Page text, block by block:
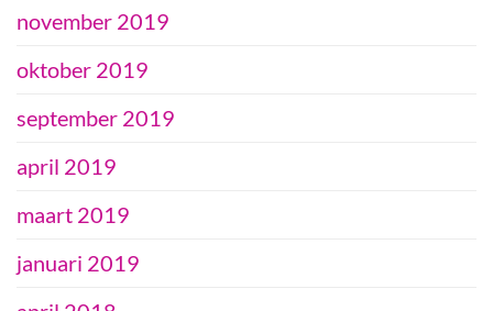
november 2019
oktober 2019
september 2019
april 2019
maart 2019
januari 2019